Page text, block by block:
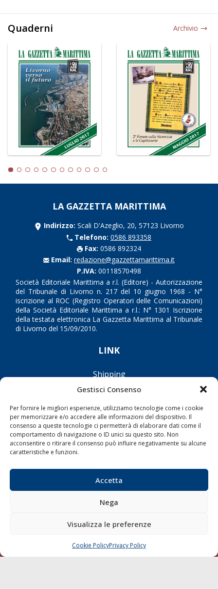
Gestisci Consenso
Per fornire le migliori esperienze, utilizziamo tecnologie come i cookie
per memorizzare e/o accedere alle informazioni del dispositivo. Il
consenso a queste tecnologie ci permetterà di elaborare dati come il
comportamento di navigazione o ID unici su questo sito. Non
acconsentire o ritirare il consenso può influire negativamente su alcune
caratteristiche e funzioni.
Accetta
Nega
Visualizza le preferenze
Cookie PolicyPrivacy Policy
Quaderni Archivio
LA GAZZETTA MARITTIMA
Indirizzo: Scali D'Azeglio, 20, 57123 Livorno
Telefono: 0586 893358
Fax: 0586 892324
Email: redazione@gazzettamarittima.it
P.IVA: 00118570498
Società Editoriale Marittima a r.l. (Editore) - Autorizzazione
del Tribunale di Livorno n. 217 del 10 giugno 1968 - N°
iscrizione al ROC (Registro Operatori delle Comunicazioni)
della Società Editoriale Marittima a r.l.: N° 1301 Iscrizione
della testata elettronica La Gazzetta Marittima al Tribunale
di Livorno del 15/09/2010.
LINK
Shipping
Porti/Interporti
Trasporti
Varie
Sostenibilità
Compagnie di Navigazione
Diporto
Chi siamo
Contatti
SEGUI
CHIAMA SCRIVI